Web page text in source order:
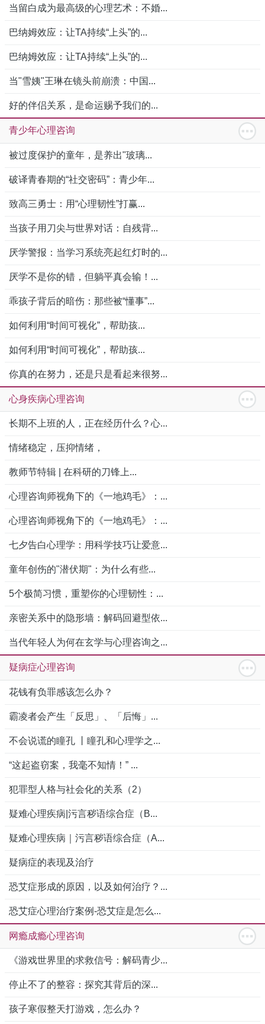
当留白成为最高级的心理艺术：不婚...
巴纳姆效应：让TA持续“上头”的...
巴纳姆效应：让TA持续“上头”的...
当"雪姨"王琳在镜头前崩溃：中国...
好的伴侣关系，是命运赐予我们的...
青少年心理咨询
被过度保护的童年，是养出"玻璃...
破译青春期的“社交密码”：青少年...
致高三勇士：用“心理韧性”打赢...
当孩子用刀尖与世界对话：自残背...
厌学警报：当学习系统亮起红灯时的...
厌学不是你的错，但躺平真会输！...
乖孩子背后的暗伤：那些被“懂事”...
如何利用“时间可视化”，帮助孩...
如何利用“时间可视化”，帮助孩...
你真的在努力，还是只是看起来很努...
心身疾病心理咨询
长期不上班的人，正在经历什么？心...
情绪稳定，压抑情绪，
教师节特辑 | 在科研的刀锋上...
心理咨询师视角下的《一地鸡毛》：...
心理咨询师视角下的《一地鸡毛》：...
七夕告白心理学：用科学技巧让爱意...
童年创伤的"潜伏期"：为什么有些...
5个极简习惯，重塑你的心理韧性：...
亲密关系中的隐形墙：解码回避型依...
当代年轻人为何在玄学与心理咨询之...
疑病症心理咨询
花钱有负罪感该怎么办？
霸凌者会产生「反思」、「后悔」...
不会说谎的瞳孔 丨瞳孔和心理学之...
“这起盗窃案，我毫不知情！” ...
犯罪型人格与社会化的关系（2）
疑难心理疾病|污言秽语综合症（B...
疑难心理疾病｜污言秽语综合症（A...
疑病症的表现及治疗
恐艾症形成的原因，以及如何治疗？...
恐艾症心理治疗案例-恐艾症是怎么...
网瘾成瘾心理咨询
《游戏世界里的求救信号：解码青少...
停止不了的整容：探究其背后的深...
孩子寒假整天打游戏，怎么办？